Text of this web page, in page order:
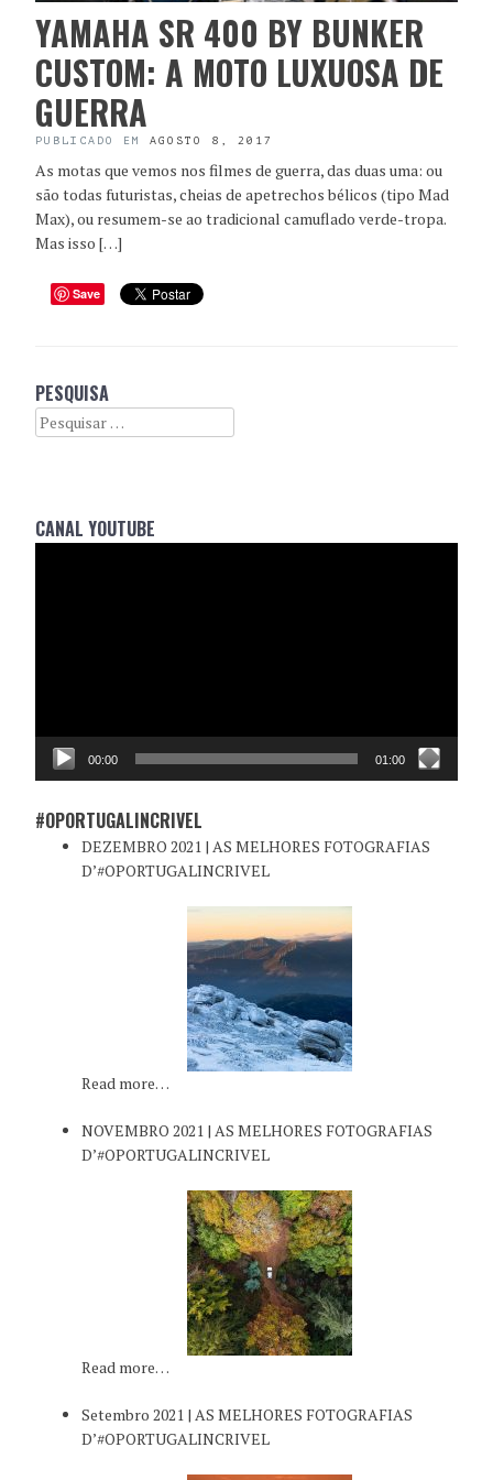
YAMAHA SR 400 BY BUNKER
CUSTOM: A MOTO LUXUOSA DE
GUERRA
PUBLICADO EM AGOSTO 8, 2017
As motas que vemos nos filmes de guerra, das duas uma: ou
são todas futuristas, cheias de apetrechos bélicos (tipo Mad
Max), ou resumem-se ao tradicional camuflado verde-tropa.
Mas isso […]
Save
PESQUISA
Search
CANAL YOUTUBE
00:00 01:00
#OPORTUGALINCRIVEL
DEZEMBRO 2021 | AS MELHORES FOTOGRAFIAS
D’#OPORTUGALINCRIVEL
Read more…
NOVEMBRO 2021 | AS MELHORES FOTOGRAFIAS
D’#OPORTUGALINCRIVEL
Read more…
Setembro 2021 | AS MELHORES FOTOGRAFIAS
D’#OPORTUGALINCRIVEL